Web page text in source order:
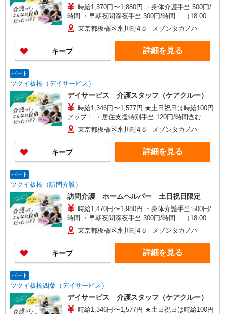
時給1,370円〜1,880円 ・身体介護手当:500円/
時間 ・早朝夜間深夜手当:300円/時間 （18:00〜
翌07:59の時間帯） ・ICT手当:2,000円/月 ・ケア
→ケアの移動時間も賃金（時給）を支給 ※給与幅
は資格・経験等による
東京都板橋区氷川町4-8 メゾンタカノハ
キープ 詳細を見る
パート
ツクイ板橋（デイサービス）
デイサービス 介護スタッフ（ケアクルー）
時給1,346円〜1,577円 ★土日祝日は時給100円
アップ！ ・居住支援特別手当:120円/時間含む ※
給与幅は資格・経験等による
東京都板橋区氷川町4-8 メゾンタカノハ
キープ 詳細を見る
パート
ツクイ板橋（訪問介護）
訪問介護 ホームヘルパー 土日祝日限定
時給1,470円〜1,980円 ・身体介護手当:500円/
時間 ・早朝夜間深夜手当:300円/時間 （18:00〜
翌07:59の時間帯） ・ICT手当:2,000円/月 ・ケア
→ケアの移動時間も賃金（時給）を支給 ・土日祝
日手当:100円/時間含む ※給与幅は資格・経験等に
よる
東京都板橋区氷川町4-8 メゾンタカノハ
キープ 詳細を見る
パート
ツクイ板橋四葉（デイサービス）
デイサービス 介護スタッフ（ケアクルー）
時給1,346円〜1,577円 ★土日祝日は時給100円